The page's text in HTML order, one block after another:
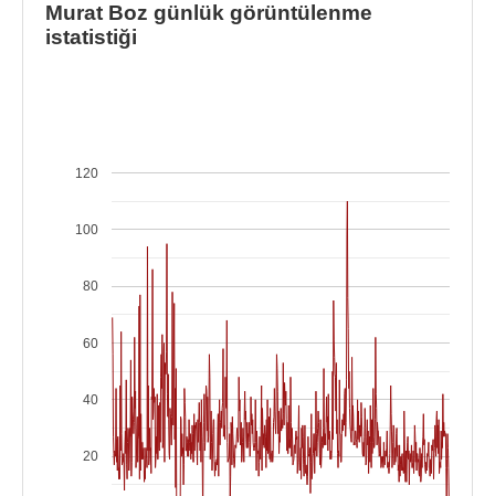
Murat Boz günlük görüntülenme
istatistiği
20
40
60
80
100
120